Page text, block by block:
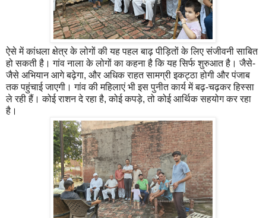
ऐसे में कांधला क्षेत्र के लोगों की यह पहल बाढ़ पीड़ितों के लिए संजीवनी साबित
हो सकती है। गांव नाला के लोगों का कहना है कि यह सिर्फ शुरुआत है। जैसे-
जैसे अभियान आगे बढ़ेगा, और अधिक राहत सामग्री इकट्ठा होगी और पंजाब
तक पहुंचाई जाएगी। गांव की महिलाएं भी इस पुनीत कार्य में बढ़-चढ़कर हिस्सा
ले रही हैं। कोई राशन दे रहा है, कोई कपड़े, तो कोई आर्थिक सहयोग कर रहा
है।